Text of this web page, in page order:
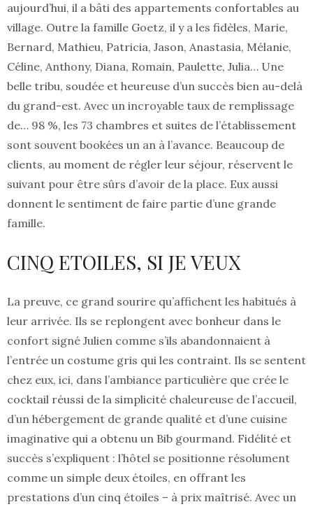
aujourd’hui, il a bâti des appartements confortables au
village. Outre la famille Goetz, il y a les fidèles, Marie,
Bernard, Mathieu, Patricia, Jason, Anastasia, Mélanie,
Céline, Anthony, Diana, Romain, Paulette, Julia… Une
belle tribu, soudée et heureuse d’un succès bien au-delà
du grand-est. Avec un incroyable taux de remplissage
de… 98 %, les 73 chambres et suites de l’établissement
sont souvent bookées un an à l’avance. Beaucoup de
clients, au moment de régler leur séjour, réservent le
suivant pour être sûrs d’avoir de la place. Eux aussi
donnent le sentiment de faire partie d’une grande
famille.
CINQ ETOILES, SI JE VEUX
La preuve, ce grand sourire qu’affichent les habitués à
leur arrivée. Ils se replongent avec bonheur dans le
confort signé Julien comme s’ils abandonnaient à
l’entrée un costume gris qui les contraint. Ils se sentent
chez eux, ici, dans l’ambiance particulière que crée le
cocktail réussi de la simplicité chaleureuse de l’accueil,
d’un hébergement de grande qualité et d’une cuisine
imaginative qui a obtenu un Bib gourmand. Fidélité et
succès s’expliquent : l’hôtel se positionne résolument
comme un simple deux étoiles, en offrant les
prestations d’un cinq étoiles – à prix maîtrisé. Avec un